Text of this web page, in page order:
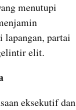
menutupi
lapangan, partai
elit.
eksekutif dan